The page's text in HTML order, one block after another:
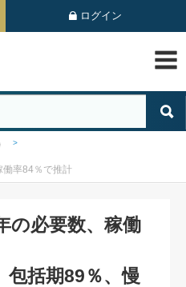
ログイン
働率84％で推計
の必要数、稼働
包括期89％、慢